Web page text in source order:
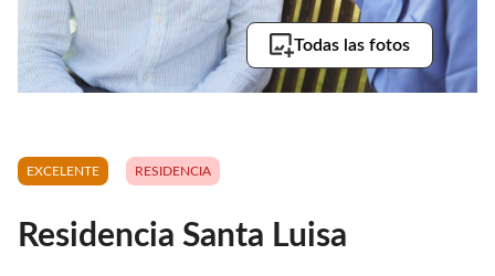
Todas las fotos
EXCELENTE RESIDENCIA
Residencia Santa Luisa